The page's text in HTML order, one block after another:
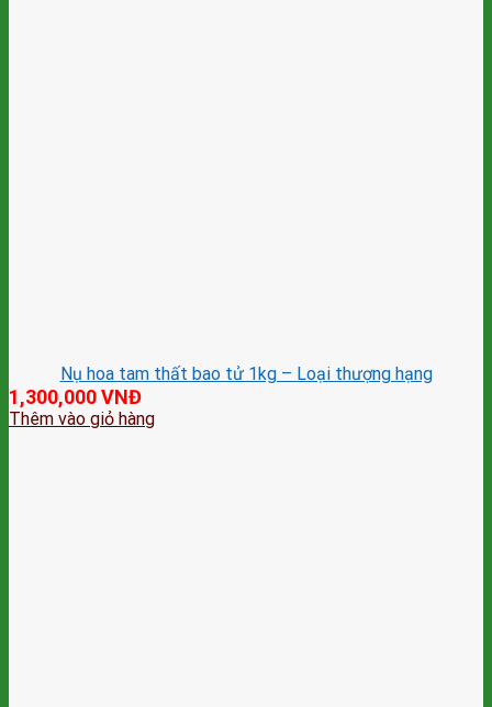
Nụ hoa tam thất bao tử 1kg – Loại thượng hạng
1,300,000VNĐ
Thêm vào giỏ hàng